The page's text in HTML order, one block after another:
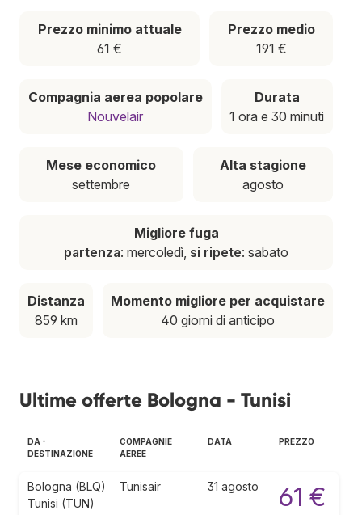
Prezzo minimo attuale
61 €
Prezzo medio
191 €
Compagnia aerea popolare
Nouvelair
Durata
1 ora e 30 minuti
Mese economico
settembre
Alta stagione
agosto
Migliore fuga
partenza: mercoledì, si ripete: sabato
Distanza
859 km
Momento migliore per acquistare
40 giorni di anticipo
Ultime offerte Bologna - Tunisi
DA -
DESTINAZIONE
COMPAGNIE
AEREE
DATA PREZZO
Bologna (BLQ)
Tunisi (TUN)
Tunisair 31 agosto 61 €